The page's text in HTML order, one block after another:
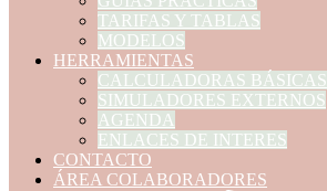
TARIFAS Y TABLAS
MODELOS
HERRAMIENTAS
CALCULADORAS BÁSICAS
SIMULADORES EXTERNOS
AGENDA
ENLACES DE INTERES
CONTACTO
ÁREA COLABORADORES